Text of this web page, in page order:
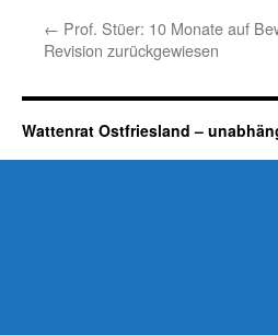
← Prof. Stüer: 10 Monate auf
Revision zurückgewiesen
Wattenrat Ostfriesland –